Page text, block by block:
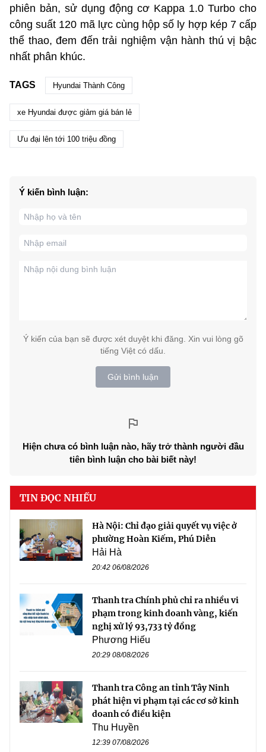
phiên bản, sử dụng động cơ Kappa 1.0 Turbo cho
công suất 120 mã lực cùng hộp số ly hợp kép 7 cấp
thể thao, đem đến trải nghiệm vận hành thú vị bậc
nhất phân khúc.
TAGS Hyundai Thành Công
xe Hyundai được giảm giá bán lẻ
Ưu đại lên tới 100 triệu đồng
Ý kiến bình luận:
Ý kiến của bạn sẽ được xét duyệt khi đăng. Xin vui lòng gõ
tiếng Việt có dấu.
Gửi bình luận
Hiện chưa có bình luận nào, hãy trở thành người đầu
tiên bình luận cho bài biết này!
TIN ĐỌC NHIỀU
Hà Nội: Chỉ đạo giải quyết vụ việc ở
phường Hoàn Kiếm, Phú Diễn
Hải Hà
20:42 06/08/2026
Thanh tra Chính phủ chỉ ra nhiều vi
phạm trong kinh doanh vàng, kiến
nghị xử lý 93,733 tỷ đồng
Phương Hiếu
20:29 08/08/2026
Thanh tra Công an tỉnh Tây Ninh
phát hiện vi phạm tại các cơ sở kinh
doanh có điều kiện
Thu Huyền
12:39 07/08/2026